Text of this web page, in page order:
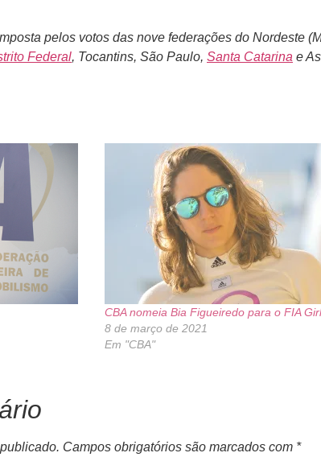
pelos votos das nove federações do Nordeste
Federal, Tocantins, São Paulo, Santa Catarina e
CBA nomeia Bia Figueiredo para o FIA
8 de março de 2021
Em "CBA"
Campos obrigatórios são marcados com *